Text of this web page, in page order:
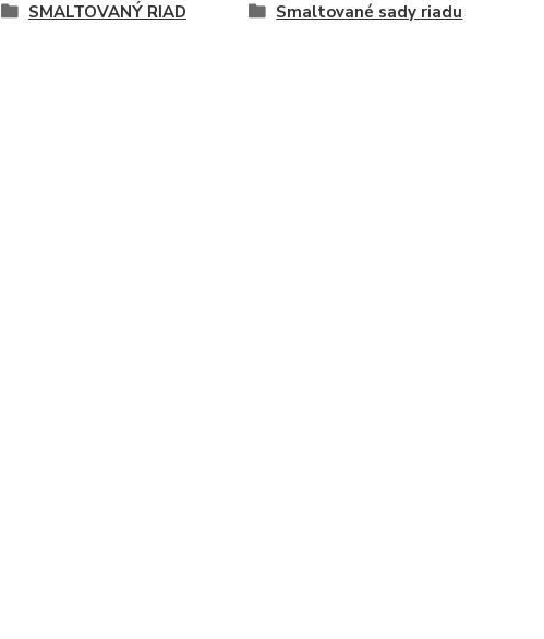
SMALTOVANÝ RIAD Smaltované sady riadu